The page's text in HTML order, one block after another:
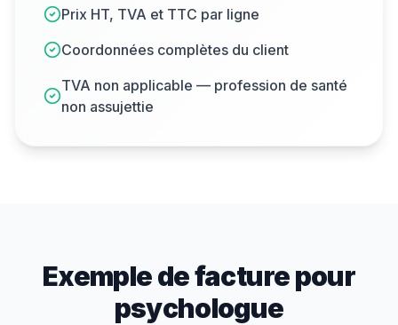
Prix HT, TVA et TTC par ligne
Coordonnées complètes du client
TVA non applicable — profession de santé
non assujettie
Exemple de facture pour
psychologue